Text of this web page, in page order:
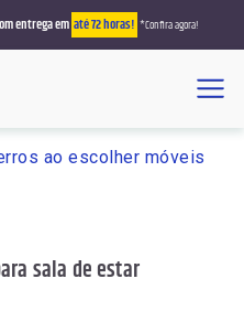
entrega em até 72 horas! *Confira agora!
roupeiro, sala de jantar
ao escolher móveis
sala de estar